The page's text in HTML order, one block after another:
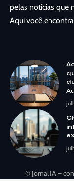
pelas notícias que
Aqui você
© Jornal IA –